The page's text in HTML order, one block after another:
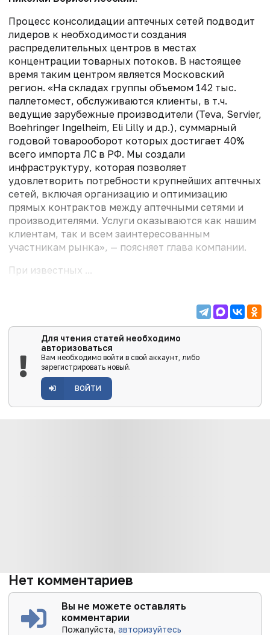
Процесс консолидации аптечных сетей подводит
лидеров к необходимости создания
распределительных центров в местах
концентрации товарных потоков. В настоящее
время таким центром является Московский
регион. «На складах группы объемом 142 тыс.
паллетомест, обслуживаются клиенты, в т.ч.
ведущие зарубежные производители (Teva, Servier,
Boehringer Ingelheim, Eli Lilly и др.), суммарный
годовой товарооборот которых достигает 40%
всего импорта ЛС в РФ. Мы создали
инфраструктуру, которая позволяет
удовлетворить потребности крупнейших аптечных
сетей, включая организацию и оптимизацию
прямых контрактов между аптечными сетями и
производителями. Услуги оказываются как нашим
клиентам, так и всем заинтересованным
участникам рынка», — поясняет глава компании.
При известных ...
Для чтения статей необходимо
авторизоваться
Вам необходимо войти в свой аккаунт, либо
зарегистрировать новый.
ВОЙТИ
Нет комментариев
Вы не можете оставлять
комментарии
Пожалуйста,авторизуйтесь